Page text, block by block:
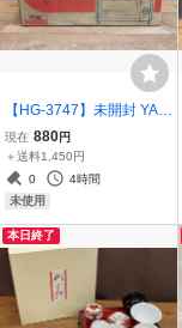
【HG-3747】未開封 YAM
AZEN 山善 ハイパワー93
0W オーブントースター Y
T-931 (CG) シャンパンゴ
ールド 東京引取可【千円
現在 880円
＋送料1,450円
0
4時間
未使用
本日終了